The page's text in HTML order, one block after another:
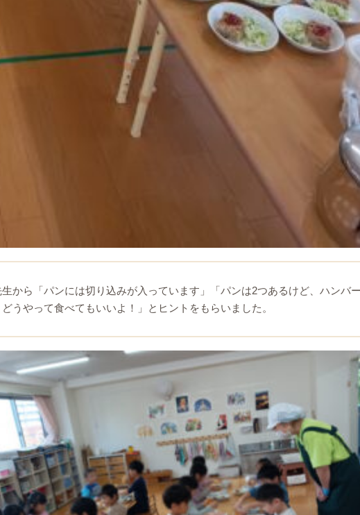
から「パンには切り込みが入っています」「パンは2つあるけど、ハンバ
うやって食べてもいいよ！」とヒントをもらいました。